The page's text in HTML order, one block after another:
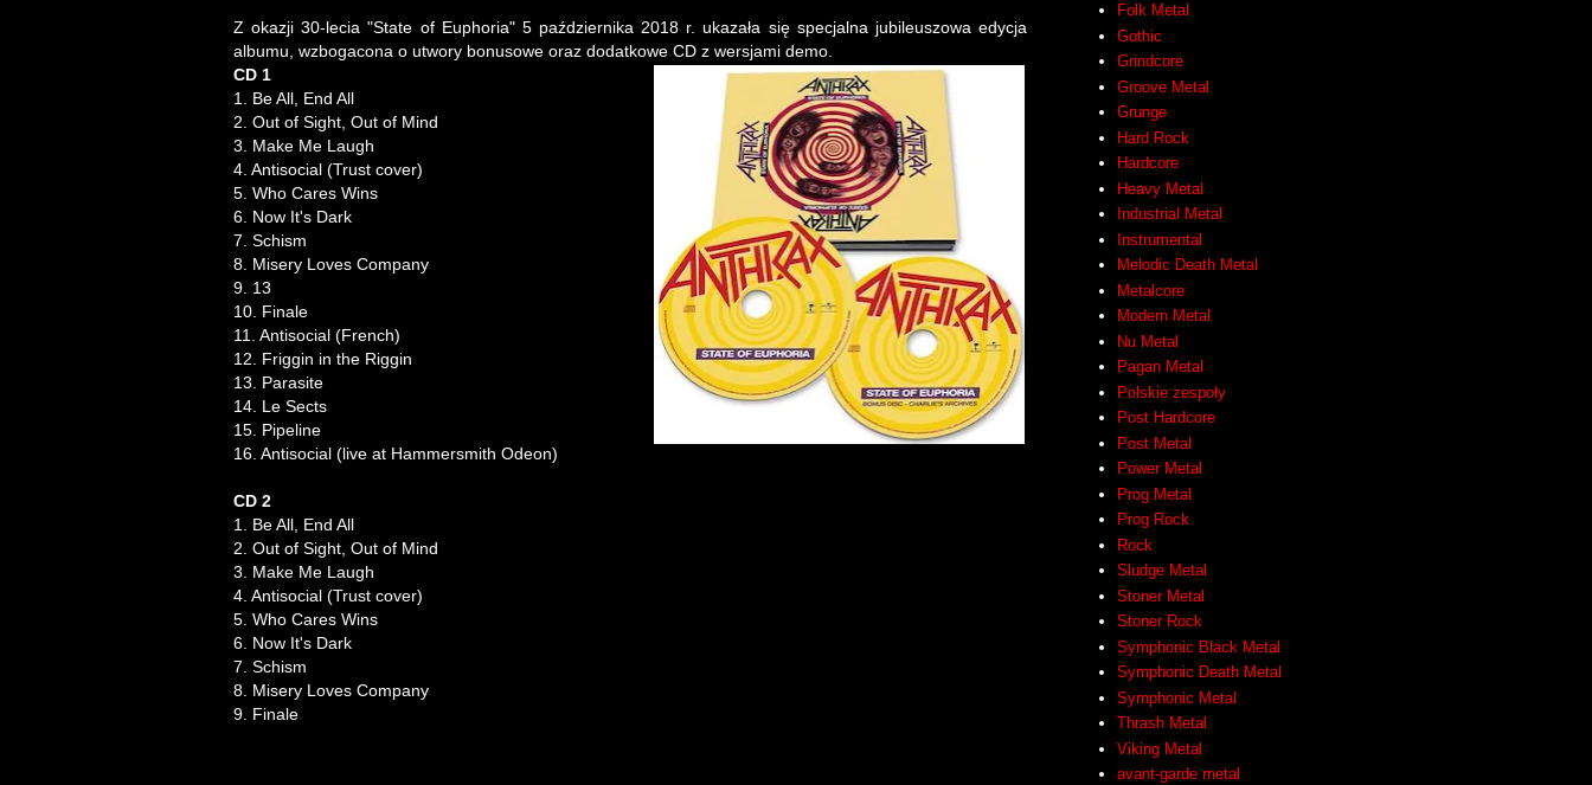
Z okazji 30-lecia "State of Euphoria" 5 października 2018 r. ukazała się specjalna jubileuszowa edycja
albumu, wzbogacona o utwory bonusowe oraz dodatkowe CD z wersjami demo.
CD 1
1. Be All, End All
2. Out of Sight, Out of Mind
3. Make Me Laugh
4. Antisocial (Trust cover)
5. Who Cares Wins
6. Now It's Dark
7. Schism
8. Misery Loves Company
9. 13
10. Finale
11. Antisocial (French)
12. Friggin in the Riggin
13. Parasite
14. Le Sects
15. Pipeline
16. Antisocial (live at Hammersmith Odeon)
CD 2
1. Be All, End All
2. Out of Sight, Out of Mind
3. Make Me Laugh
4. Antisocial (Trust cover)
5. Who Cares Wins
6. Now It's Dark
7. Schism
8. Misery Loves Company
9. Finale
Folk Metal
Gothic
Grindcore
Groove Metal
Grunge
Hard Rock
Hardcore
Heavy Metal
Industrial Metal
Instrumental
Melodic Death Metal
Metalcore
Modern Metal
Nu Metal
Pagan Metal
Polskie zespoły
Post Hardcore
Post Metal
Power Metal
Prog Metal
Prog Rock
Rock
Sludge Metal
Stoner Metal
Stoner Rock
Symphonic Black Metal
Symphonic Death Metal
Symphonic Metal
Thrash Metal
Viking Metal
avant-garde metal